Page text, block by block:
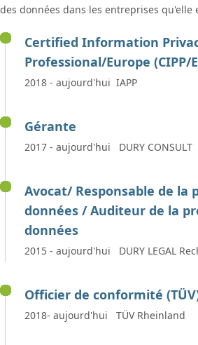
des données dans les entreprises qu'elle
Certified Information
Professional/Europe (CIPP/
2018 - aujourd'hui IAPP
Gérante
2017 - aujourd'hui DURY CONSULT
Avocat/ Responsable de la
données / Auditeur de la
données
2015 - aujourd'hui DURY LEGAL
Officier de conformité
2018- aujourd'hui TÜV Rheinland